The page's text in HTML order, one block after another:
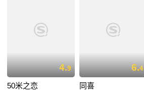
4.9
50米之恋
6.4
同喜